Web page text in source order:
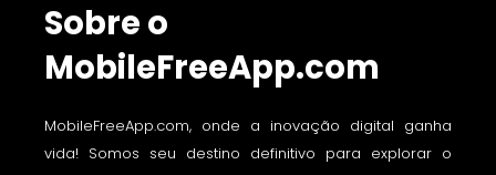
Sobre o
MobileFreeApp.com
MobileFreeApp.com, onde a inovação digital ganha
vida! Somos seu destino definitivo para explorar o